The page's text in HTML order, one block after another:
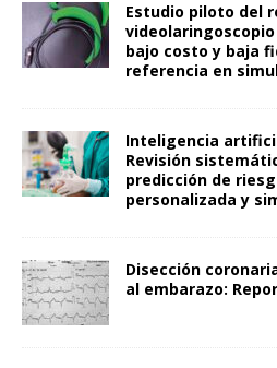
Estudio piloto del
bajo costo y baja
referencia en
Inteligencia
Revisión
predicción de
personalizada y
Disección
al embarazo: